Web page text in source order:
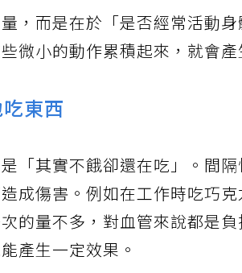
，而是在於「是否經常活動
微小的動作累積起來，就會產
東西
「其實不餓卻還在吃」。間
成傷害。例如在工作時吃巧
的量不多，對血管來說都是
產生一定效果。